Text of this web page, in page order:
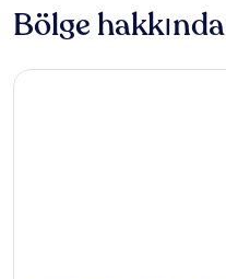
Bölge hakkında